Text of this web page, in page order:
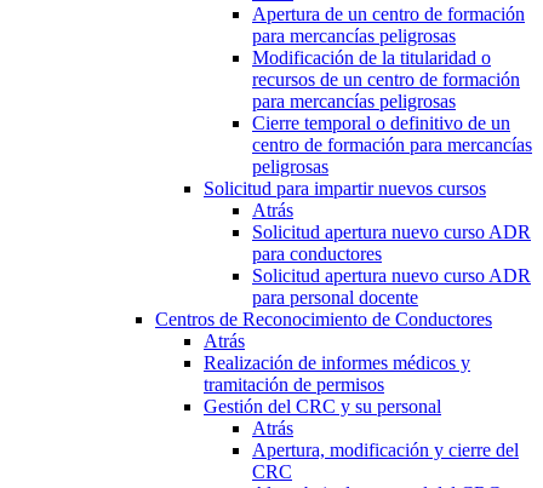
Apertura de un centro de formación
para mercancías peligrosas
Modificación de la titularidad o
recursos de un centro de formación
para mercancías peligrosas
Cierre temporal o definitivo de un
centro de formación para mercancías
peligrosas
Solicitud para impartir nuevos cursos
Atrás
Solicitud apertura nuevo curso ADR
para conductores
Solicitud apertura nuevo curso ADR
para personal docente
Centros de Reconocimiento de Conductores
Atrás
Realización de informes médicos y
tramitación de permisos
Gestión del CRC y su personal
Atrás
Apertura, modificación y cierre del
CRC